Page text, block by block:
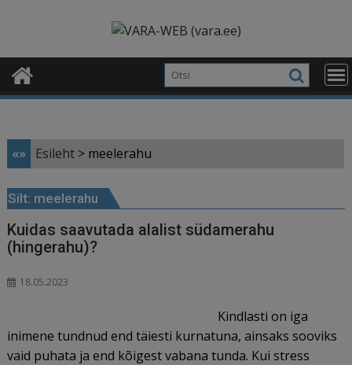
«» Esileht > meelerahu
Silt: meelerahu
Kuidas saavutada alalist südamerahu
(hingerahu)?
18.05.2023
Kindlasti on iga
inimene tundnud end täiesti kurnatuna, ainsaks sooviks
vaid puhata ja end kõigest vabana tunda. Kui stress